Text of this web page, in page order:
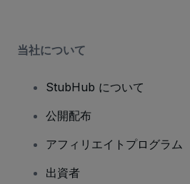
当社について
StubHub について
公開配布
アフィリエイトプログラム
出資者